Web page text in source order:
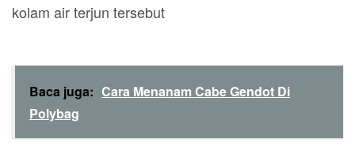
kolam air terjun tersebut
Baca juga: Cara Menanam Cabe Gendot Di
Polybag